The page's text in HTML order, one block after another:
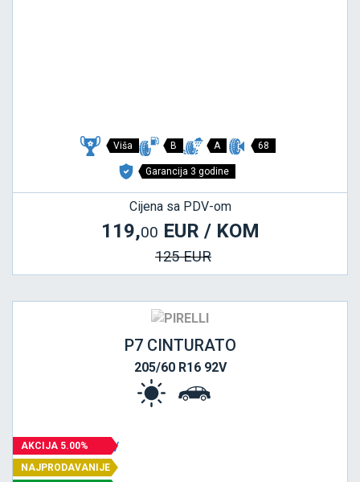
Viša B A 68
Garancija 3 godine
Cijena sa PDV-om
119,00 EUR / KOM
125 EUR
P7 CINTURATO
205/60 R16 92V
AKCIJA 5.00%
NAJPRODAVANIJE